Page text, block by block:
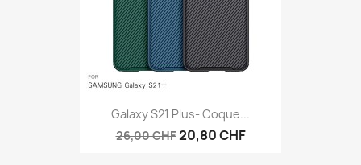
Galaxy S21 Plus- Coque...
26,00 CHF20,80 CHF